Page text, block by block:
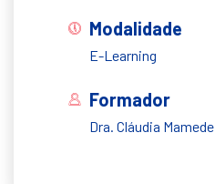
Modalidade
E-Learning
Formador
Dra. Cláudia Mamede